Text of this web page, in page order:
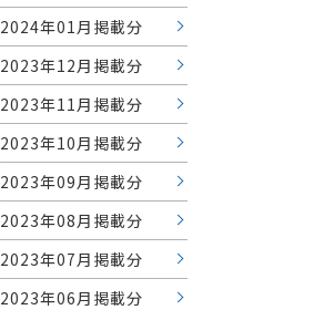
2024年01月掲載分
2023年12月掲載分
2023年11月掲載分
2023年10月掲載分
2023年09月掲載分
2023年08月掲載分
2023年07月掲載分
2023年06月掲載分